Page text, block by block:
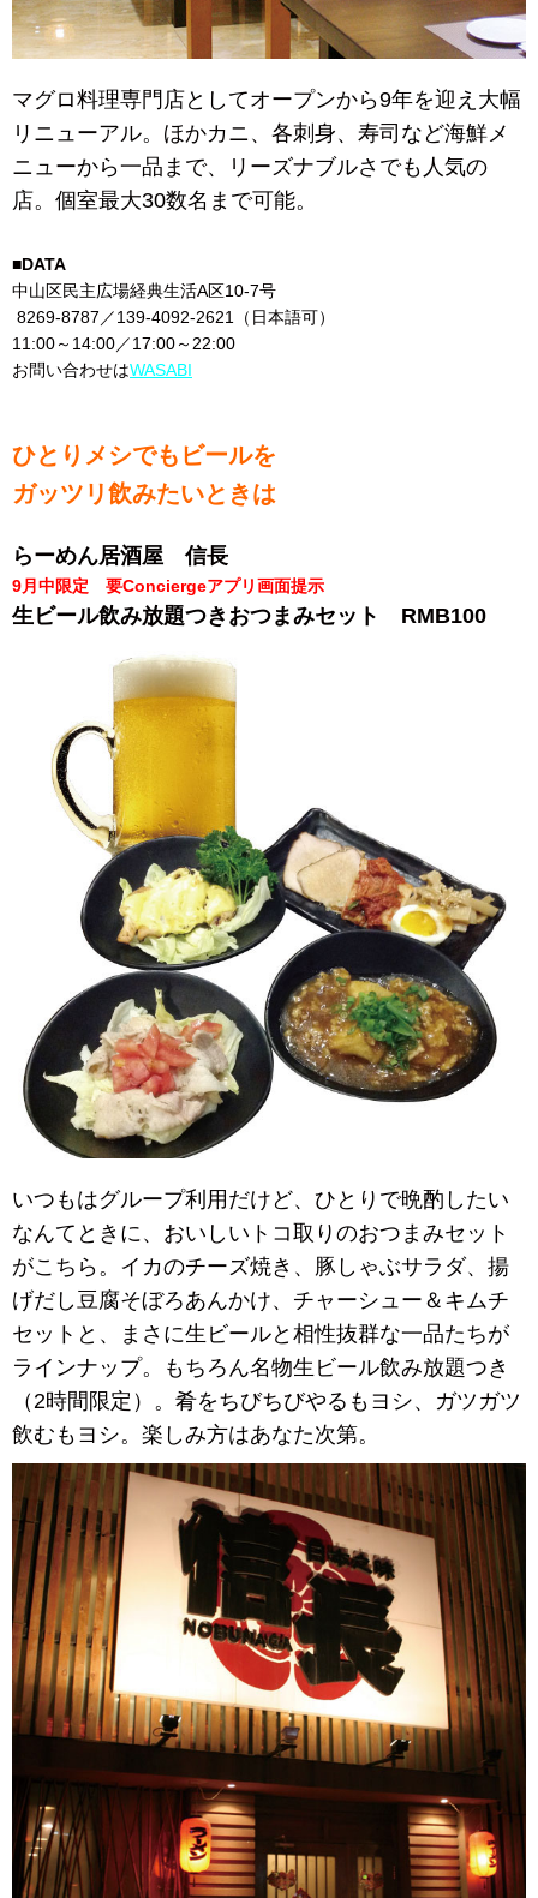
マグロ料理専門店としてオープンから9年を迎え大幅
リニューアル。ほかカニ、各刺身、寿司など海鮮メ
ニューから一品まで、リーズナブルさでも人気の
店。個室最大30数名まで可能。
■DATA
中山区民主広場経典生活A区10-7号
8269-8787／139-4092-2621（日本語可）
11:00～14:00／17:00～22:00
お問い合わせはWASABI
ひとりメシでもビールを
ガッツリ飲みたいときは
らーめん居酒屋 信長
9月中限定 要Conciergeアプリ画面提示
生ビール飲み放題つきおつまみセット RMB100
いつもはグループ利用だけど、ひとりで晩酌したい
なんてときに、おいしいトコ取りのおつまみセット
がこちら。イカのチーズ焼き、豚しゃぶサラダ、揚
げだし豆腐そぼろあんかけ、チャーシュー＆キムチ
セットと、まさに生ビールと相性抜群な一品たちが
ラインナップ。もちろん名物生ビール飲み放題つき
（2時間限定）。肴をちびちびやるもヨシ、ガツガツ
飲むもヨシ。楽しみ方はあなた次第。